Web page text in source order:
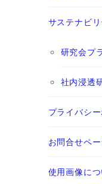
サステナビ
研究会プ
社内浸透
プライバシ
お問合せペ
使用画像に